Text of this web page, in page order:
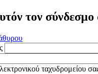
τον σύνδεσμο
ταχυδρομείου